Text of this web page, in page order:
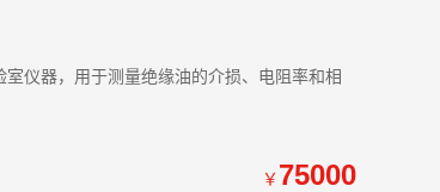
仪器，用于测量绝缘油的介损、电阻率和相
￥ 75000